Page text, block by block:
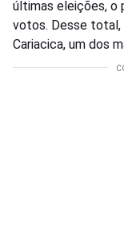
últimas eleições, o
votos. Desse total,
Cariacica, um dos